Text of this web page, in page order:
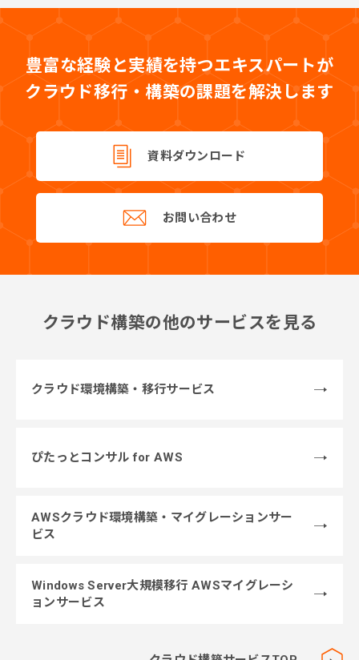
豊富な経験と実績を持つエキスパートが
クラウド移行・構築の課題を解決します
資料ダウンロード
お問い合わせ
クラウド構築の他のサービスを見る
クラウド環境構築・移行サービス
ぴたっとコンサル for AWS
AWSクラウド環境構築・マイグレーションサー
ビス
Windows Server大規模移行 AWSマイグレーシ
ョンサービス